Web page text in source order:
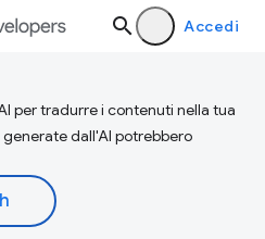
Accedi
per tradurre i contenuti nella tua
dall'AI potrebbero